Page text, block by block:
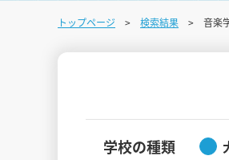
トップページ 検索結果 音楽
学校の種類